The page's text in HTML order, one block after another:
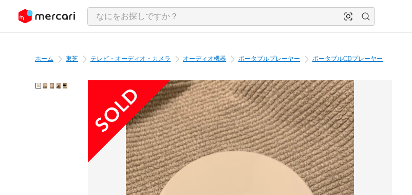
ツにスキップ
ホーム 東芝 テレビ・オーディオ・カメラ オーディオ機器 ポータブルプレーヤー ポータブルCDプレーヤー